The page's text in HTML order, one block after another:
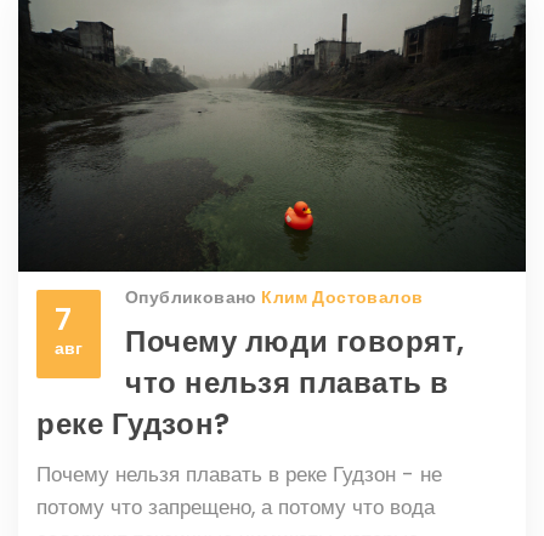
7
авг
Опубликовано Клим Достовалов
Почему люди говорят,
что нельзя плавать в
реке Гудзон?
Почему нельзя плавать в реке Гудзон - не
потому что запрещено, а потому что вода